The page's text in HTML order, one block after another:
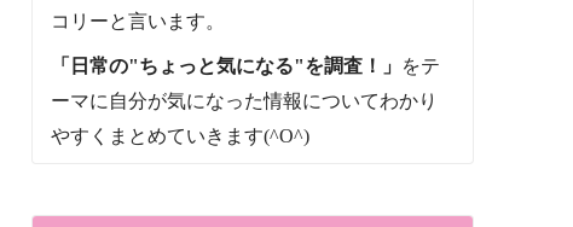
コリーと言います。
「日常の"ちょっと気になる"を調査！」 をテ
ーマに自分が気になった情報についてわかり
やすくまとめていきます(^O^)